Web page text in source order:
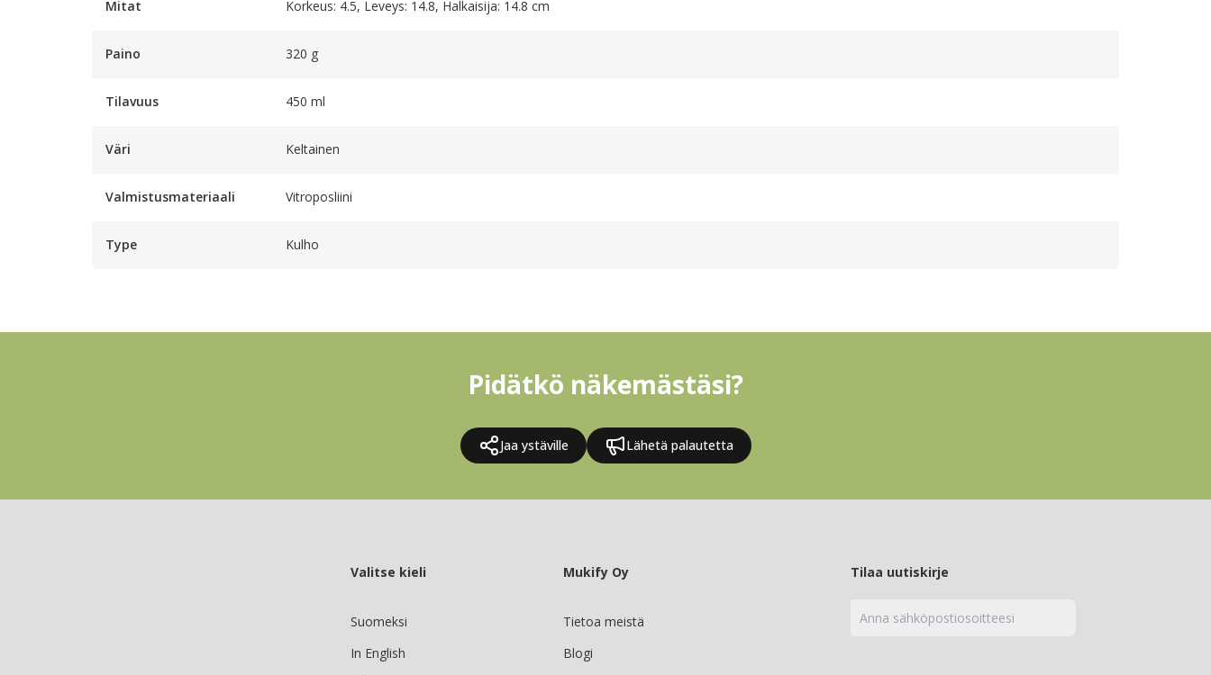
Mitat Korkeus: 4.5, Leveys: 14.8, Halkaisija: 14.8 cm
Paino 320 g
Tilavuus 450 ml
Väri Keltainen
Valmistusmateriaali Vitroposliini
Type Kulho
Pidätkö näkemästäsi?
Jaa ystäville Lähetä palautetta
Valitse kieli
Suomeksi
In English
Mukify Oy
Tietoa meistä
Blogi
Tilaa uutiskirje